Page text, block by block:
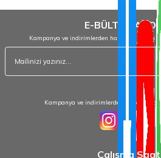
E-BÜLTEN
Kampanya ve indirimlerden haberdar olmak
Kampanya ve indirimlerden haberdar
Çalışma